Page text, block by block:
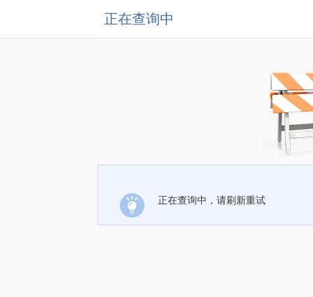
正在查询中
正在查询中，请刷新重试